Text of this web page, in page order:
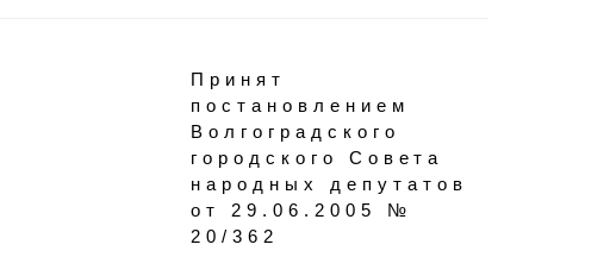
Принят
постановлением
Волгоградского
городского Совета
народных депутатов
от 29.06.2005 №
20/362